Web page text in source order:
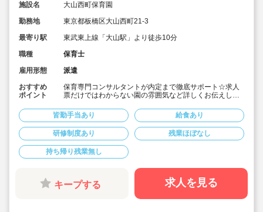
施設名
大山西町保育園
勤務地
東京都板橋区大山西町21-3
最寄り駅
東武東上線「大山駅」より徒歩10分
職種
保育士
雇用形態
派遣
おすすめ
ポイント
保育専門コンサルタントが内定まで徹底サポート☆求人
票だけではわからない園の雰囲気など詳しくお伝えしま
■板橋区の落ち着いた住宅街にある定員120名認可保育園
です。
■時間固定勤務、早番・遅番の1日4時間勤務も相談OK
■出勤日数は週3日～でお願いします。日数についてはご
相談ください。
■時給1,700円～1,750円の求人です。
皆勤手当あり 給食あり
研修制度あり 残業ほぼなし
持ち帰り残業無し
キープする 求人を見る